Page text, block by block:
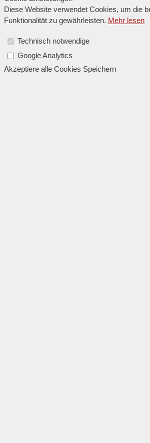
Diese Website verwendet Cookies, um die
Funktionalität zu gewährleisten. Mehr lesen
Technisch notwendige
Google Analytics
Akzeptiere alle Cookies Speichern